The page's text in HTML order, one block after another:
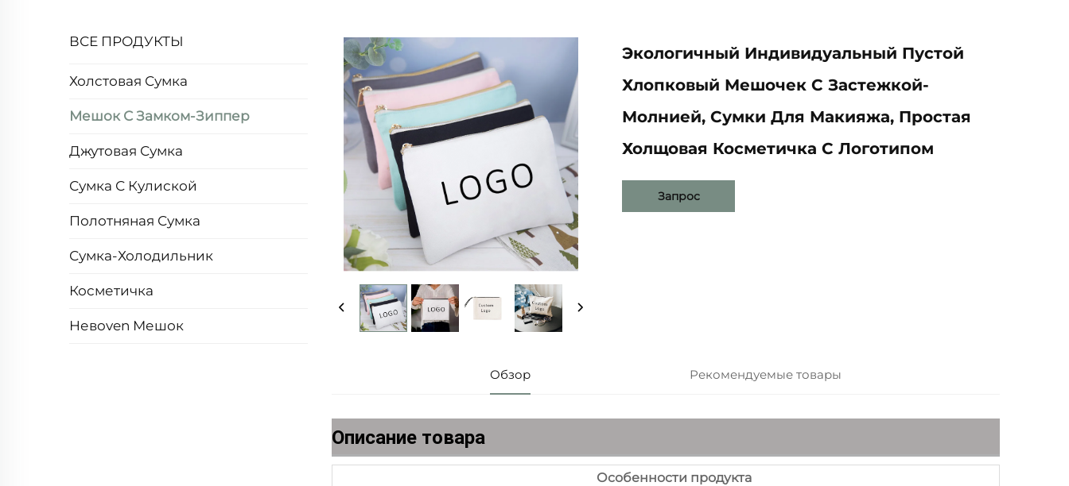
ВСЕ ПРОДУКТЫ
Холстовая Сумка
Мешок С Замком-Зиппер
Джутовая Сумка
Сумка С Кулиской
Полотняная Сумка
Сумка-Холодильник
Косметичка
Невoven Мешок
Экологичный Индивидуальный Пустой
Хлопковый Мешочек С Застежкой-
Молнией, Сумки Для Макияжа, Простая
Холщовая Косметичка С Логотипом
Запрос
Обзор Рекомендуемые товары
Описание товара
Особенности продукта